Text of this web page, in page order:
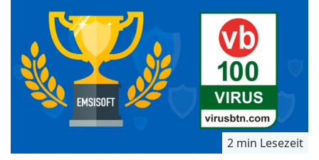
2 min Lesezeit